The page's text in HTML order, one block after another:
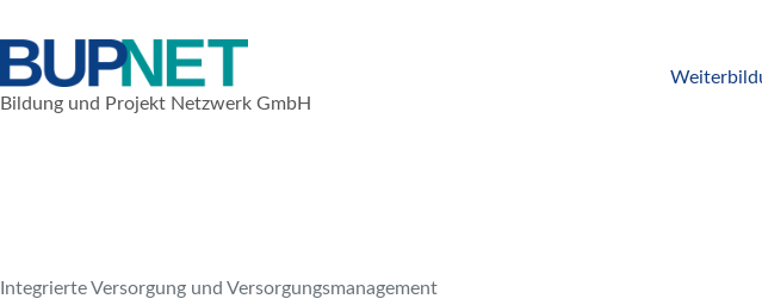
springen
Bildung und Projekt Netzwerk GmbH
Integrierte Versorgung und Versorgungsmanagement